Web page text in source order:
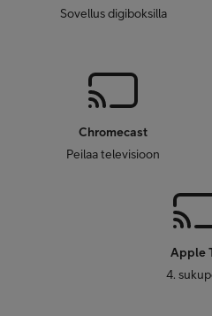
Sovellus digiboksilla
Chromecast
Peilaa televisioon
Apple
4.